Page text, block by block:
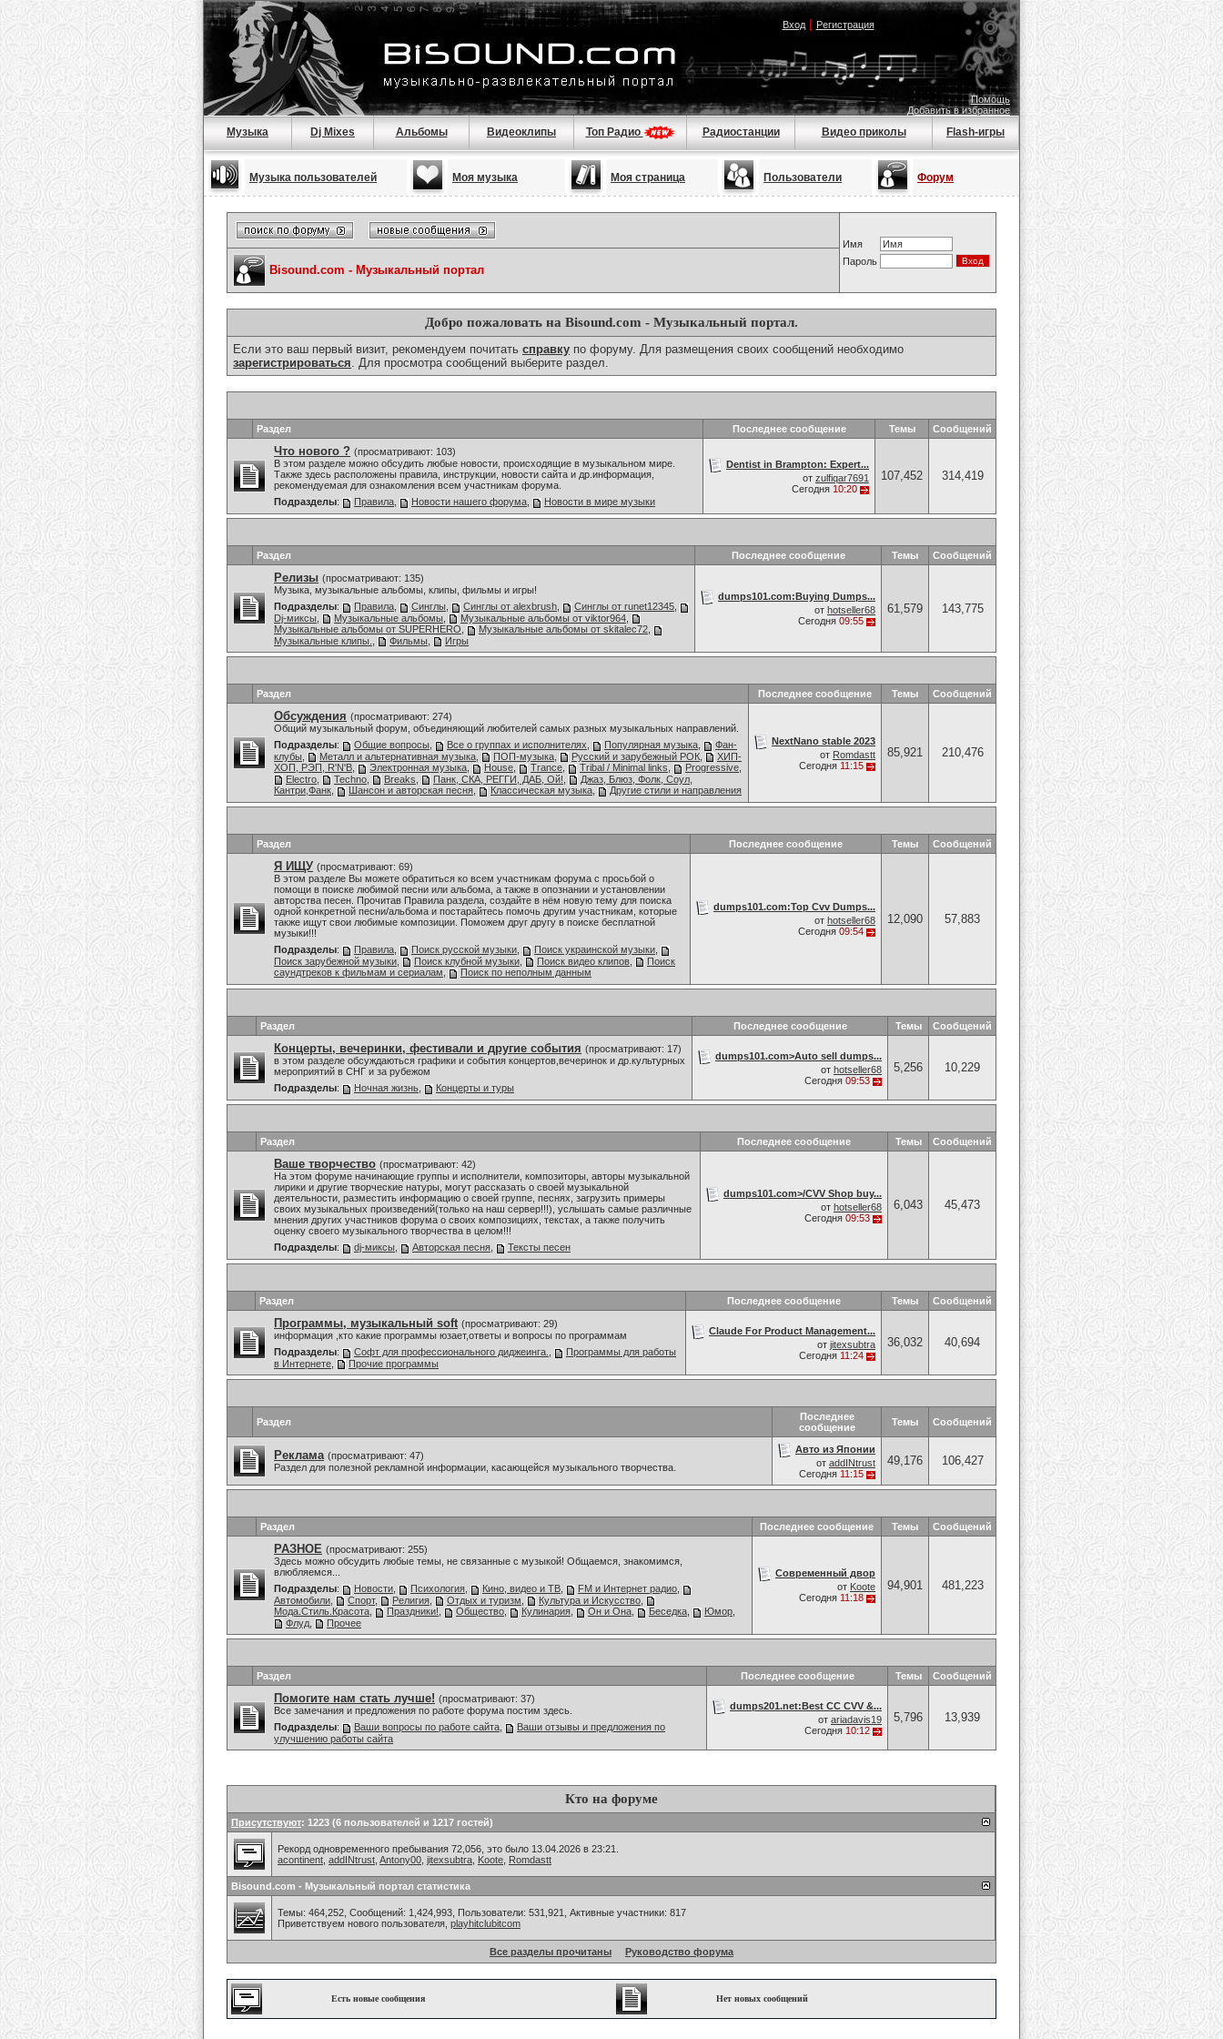
Вход| Регистрация
Помощь
Добавить в избранное
Музыка Dj Mixes Альбомы Видеоклипы Топ Радио Радиостанции Видео приколы Flash-игры
Музыка пользователей Моя музыка Моя страница Пользователи Форум
Имя
Пароль
Bisound.com - Музыкальный портал
Добро пожаловать на Bisound.com - Музыкальный портал.
Если это ваш первый визит, рекомендуем почитать справку по форуму. Для размещения своих сообщений необходимо
зарегистрироваться. Для просмотра сообщений выберите раздел.
Раздел Последнее сообщение Темы Сообщений
Что нового ? (просматривают: 103)
В этом разделе можно обсудить любые новости, происходящие в музыкальном мире.
Также здесь расположены правила, инструкции, новости сайта и др.информация,
рекомендуемая для ознакомления всем участникам форума.
Подразделы: Правила Новости нашего форума Новости в мире музыки
Dentist in Brampton: Expert...
от zulfiqar7691
Сегодня 10:20
107,452 314,419
Раздел Последнее сообщение Темы Сообщений
Релизы (просматривают: 135)
Музыка, музыкальные альбомы, клипы, фильмы и игры!
Подразделы: Правила Синглы Синглы от alexbrush Синглы от runet12345
Dj-миксы
Музыкальные альбомы Музыкальные альбомы от viktor964
Музыкальные альбомы от SUPERHERO
Музыкальные альбомы от skitalec72
Музыкальные клипы.
Фильмы Игры
dumps101.com:Buying Dumps...
от hotseller68
Сегодня 09:55
61,579 143,775
Раздел Последнее сообщение Темы Сообщений
Обсуждения (просматривают: 274)
Общий музыкальный форум, объединяющий любителей самых разных музыкальных направлений.
Подразделы: Общие вопросы Все о группах и исполнителях Популярная музыка
Фан-
клубы
Металл и альтернативная музыка ПОП-музыка Русский и зарубежный РОК
ХИП-
ХОП, РЭП, R'N'B
Электронная музыка House Trance Tribal / Minimal links Progressive
Electro
Techno Breaks Панк, СКА, РЕГГИ, ДАБ, Ой!
Джаз, Блюз, Фолк, Соул,
Кантри,Фанк
Шансон и авторская песня Классическая музыка Другие стили и направления
NextNano stable 2023
от Romdastt
Сегодня 11:15
85,921 210,476
Раздел Последнее сообщение Темы Сообщений
Я ИЩУ (просматривают: 69)
В этом разделе Вы можете обратиться ко всем участникам форума с просьбой о
помощи в поиске любимой песни или альбома, а также в опознании и установлении
авторства песен. Прочитав Правила раздела, создайте в нём новую тему для поиска
одной конкретной песни/альбома и постарайтесь помочь другим участникам, которые
также ищут свои любимые композиции. Поможем друг другу в поиске бесплатной
музыки!!!
Подразделы: Правила Поиск русской музыки Поиск украинской музыки
Поиск зарубежной музыки
Поиск клубной музыки Поиск видео клипов
Поиск
саундтреков к фильмам и сериалам
Поиск по неполным данным
dumps101.com:Top Cvv Dumps...
от hotseller68
Сегодня 09:54
12,090 57,883
Раздел Последнее сообщение Темы Сообщений
Концерты, вечеринки, фестивали и другие события (просматривают: 17)
в этом разделе обсуждаються графики и события концертов,вечеринок и др.культурных
мероприятий в СНГ и за рубежом
Подразделы: Ночная жизнь Концерты и туры
dumps101.com>Auto sell dumps...
от hotseller68
Сегодня 09:53
5,256 10,229
Раздел Последнее сообщение Темы Сообщений
Ваше творчество (просматривают: 42)
На этом форуме начинающие группы и исполнители, композиторы, авторы музыкальной
лирики и другие творческие натуры, могут рассказать о своей музыкальной
деятельности, разместить информацию о своей группе, песнях, загрузить примеры
своих музыкальных произведений(только на наш сервер!!!), услышать самые различные
мнения других участников форума о своих композициях, текстах, а также получить
оценку своего музыкального творчества в целом!!!
Подразделы: dj-миксы Авторская песня Тексты песен
dumps101.com>/CVV Shop buy...
от hotseller68
Сегодня 09:53
6,043 45,473
Раздел Последнее сообщение Темы Сообщений
Программы, музыкальный soft (просматривают: 29)
информация ,кто какие программы юзает,ответы и вопросы по программам
Подразделы: Софт для профессионального диджеинга.
Программы для работы
в Интернете
Прочие программы
Claude For Product Management...
от jitexsubtra
Сегодня 11:24
36,032 40,694
Раздел
Последнее
сообщение
Темы Сообщений
Реклама (просматривают: 47)
Раздел для полезной рекламной информации, касающейся музыкального творчества.
Авто из Японии
от addINtrust
Сегодня 11:15
49,176 106,427
Раздел Последнее сообщение Темы Сообщений
РАЗНОЕ (просматривают: 255)
Здесь можно обсудить любые темы, не связанные с музыкой! Общаемся, знакомимся,
влюбляемся...
Подразделы: Новости Психология Кино, видео и ТВ FM и Интернет радио
Автомобили
Спорт, Религия Отдых и туризм Культура и Искусство
Мода.Стиль.Красота
Праздники! Общество Кулинария Он и Она Беседка Юмор
Флуд
Прочее
Современный двор
от Koote
Сегодня 11:18
94,901 481,223
Раздел Последнее сообщение Темы Сообщений
Помогите нам стать лучше! (просматривают: 37)
Все замечания и предложения по работе форума постим здесь.
Подразделы: Ваши вопросы по работе сайта
Ваши отзывы и предложения по
улучшению работы сайта
dumps201.net:Best CC CVV &...
от ariadavis19
Сегодня 10:12
5,796 13,939
Кто на форуме
Присутствуют: 1223 (6 пользователей и 1217 гостей)
Рекорд одновременного пребывания 72,056, это было 13.04.2026 в 23:21.
acontinent addINtrust Antony00 jitexsubtra Koote Romdastt
Bisound.com - Музыкальный портал статистика
Темы: 464,252, Сообщений: 1,424,993, Пользователи: 531,921, Активные участники: 817
Приветствуем нового пользователя, playhitclubitcom
Все разделы прочитаны Руководство форума
Есть новые сообщения Нет новых сообщений